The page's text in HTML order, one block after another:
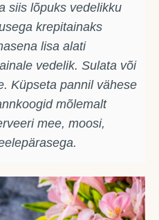
siis lõpuks vedelikku
krepitainaks
lisa alati
vedelik. Sulata või
Küpseta pannil vähese
mõlemalt
mee, moosi,